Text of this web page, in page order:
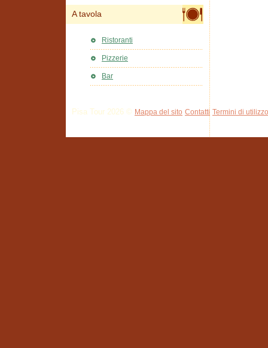
A tavola
Ristoranti
Pizzerie
Bar
Pisa Tour 2026 © Mappa del sito Contatti Termini di utilizzo